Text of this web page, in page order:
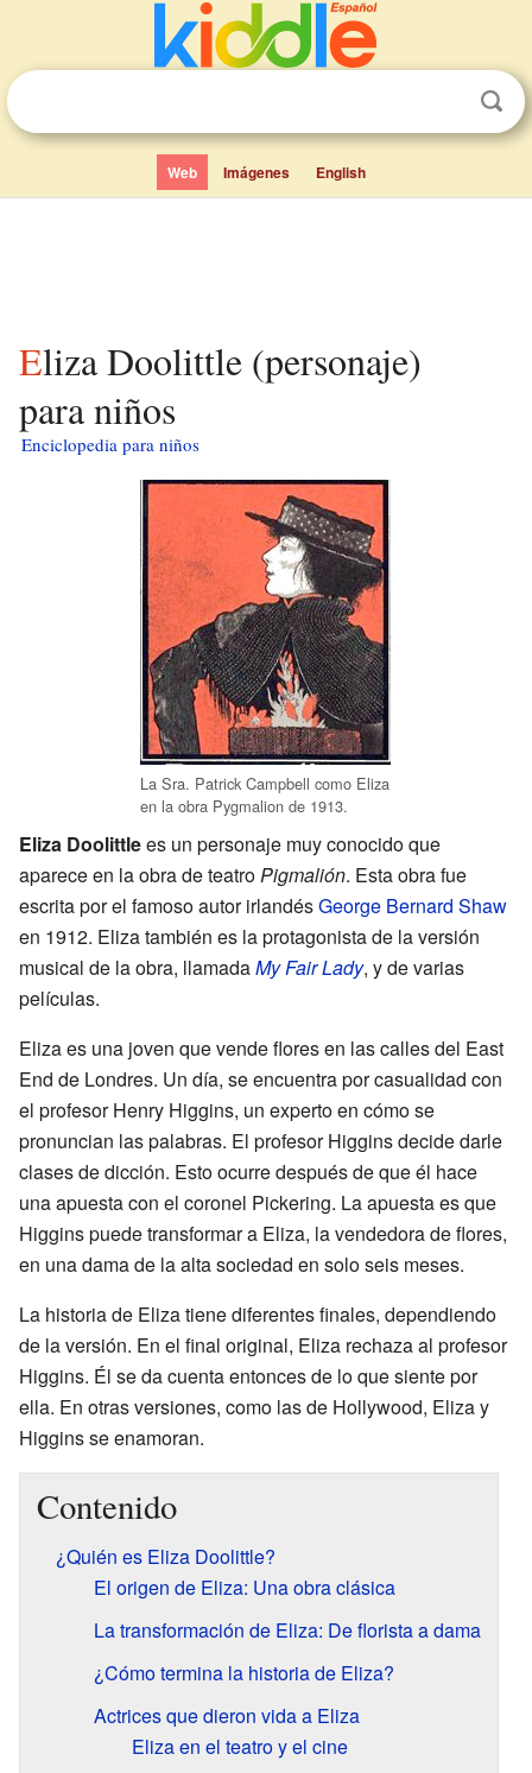
Web Imágenes English
Eliza Doolittle (personaje)
para niños
Enciclopedia para niños
La Sra. Patrick Campbell como Eliza
en la obra Pygmalion de 1913.
Eliza Doolittlees un personaje muy conocido que
aparece en la obra de teatro Pigmalión. Esta obra fue
escrita por el famoso autor irlandésGeorge Bernard Shaw
en 1912. Eliza también es la protagonista de la versión
musical de la obra, llamadaMy Fair Lady, y de varias
películas.
Eliza es una joven que vende flores en las calles del East
End de Londres. Un día, se encuentra por casualidad con
el profesor Henry Higgins, un experto en cómo se
pronuncian las palabras. El profesor Higgins decide darle
clases de dicción. Esto ocurre después de que él hace
una apuesta con el coronel Pickering. La apuesta es que
Higgins puede transformar a Eliza, la vendedora de flores,
en una dama de la alta sociedad en solo seis meses.
La historia de Eliza tiene diferentes finales, dependiendo
de la versión. En el final original, Eliza rechaza al profesor
Higgins. Él se da cuenta entonces de lo que siente por
ella. En otras versiones, como las de Hollywood, Eliza y
Higgins se enamoran.
Contenido
¿Quién es Eliza Doolittle?
El origen de Eliza: Una obra clásica
La transformación de Eliza: De florista a dama
¿Cómo termina la historia de Eliza?
Actrices que dieron vida a Eliza
Eliza en el teatro y el cine